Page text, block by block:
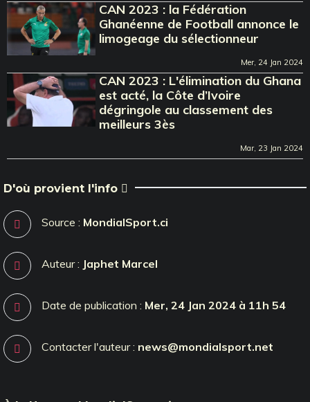
CAN 2023 : la Fédération
Ghanéenne de Football annonce le
limogeage du sélectionneur
Mer, 24 Jan 2024
CAN 2023 : L'élimination du Ghana
est acté, la Côte d’Ivoire
dégringole au classement des
meilleurs 3ès
Mar, 23 Jan 2024
D'où provient l'info
Source : MondialSport.ci
Auteur : Japhet Marcel
Date de publication : Mer, 24 Jan 2024 à 11h 54
Contacter l'auteur : news@mondialsport.net